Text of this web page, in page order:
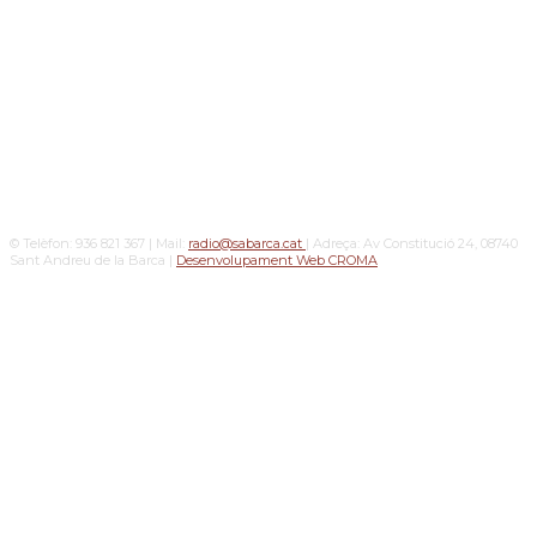
© Telèfon: 936 821 367 | Mail: radio@sabarca.cat | Adreça: Av Constitució 24, 08740
Sant Andreu de la Barca | Desenvolupament Web CROMA